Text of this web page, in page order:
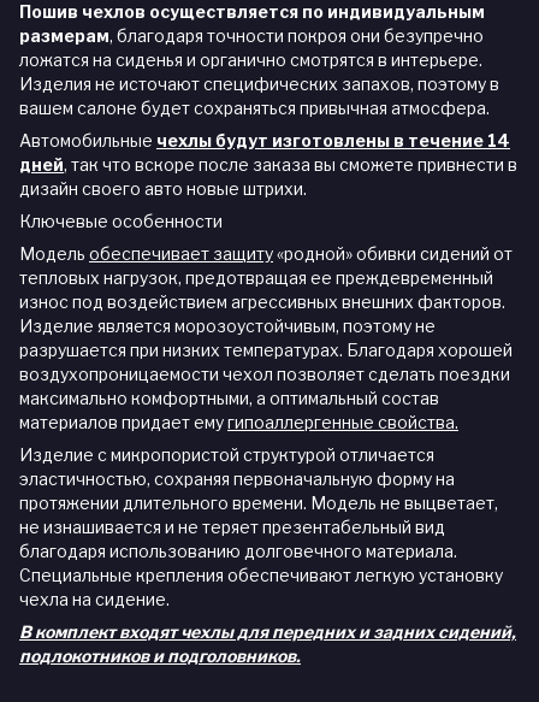
Пошив чехлов осуществляется по индивидуальным
размерам, благодаря точности покроя они безупречно
ложатся на сиденья и органично смотрятся в интерьере.
Изделия не источают специфических запахов, поэтому в
вашем салоне будет сохраняться привычная атмосфера.
Автомобильные чехлы будут изготовлены в течение 14
дней, так что вскоре после заказа вы сможете привнести в
дизайн своего авто новые штрихи.
Ключевые особенности
Модель обеспечивает защиту«родной» обивки сидений от
тепловых нагрузок, предотвращая ее преждевременный
износ под воздействием агрессивных внешних факторов.
Изделие является морозоустойчивым, поэтому не
разрушается при низких температурах. Благодаря хорошей
воздухопроницаемости чехол позволяет сделать поездки
максимально комфортными, а оптимальный состав
материалов придает емугипоаллергенные свойства.
Изделие с микропористой структурой отличается
эластичностью, сохраняя первоначальную форму на
протяжении длительного времени. Модель не выцветает,
не изнашивается и не теряет презентабельный вид
благодаря использованию долговечного материала.
Специальные крепления обеспечивают легкую установку
чехла на сидение.
В комплект входят чехлы для передних и задних сидений,
подлокотников и подголовников.